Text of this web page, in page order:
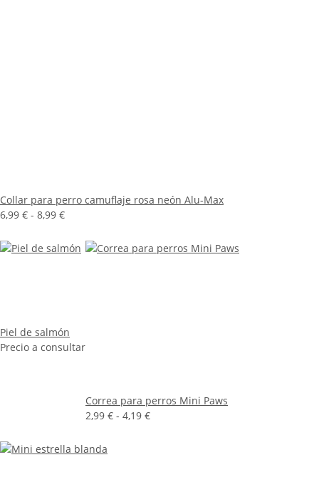
Collar para perro camuflaje rosa neón Alu-Max
6,99 € - 8,99 €
Piel de salmón
Precio a consultar
Correa para perros Mini Paws
2,99 € - 4,19 €